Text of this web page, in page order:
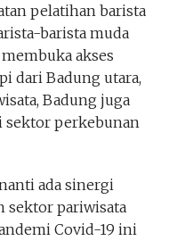
pelatihan barista
barista muda
akses
dari Badung utara,
Badung juga
sektor perkebunan
ada sinergi
sektor pariwisata
Covid-19 ini